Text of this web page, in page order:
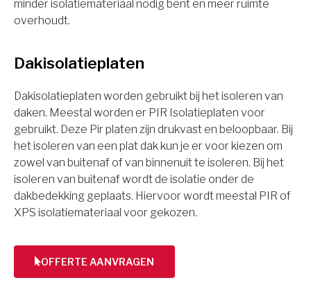
minder isolatiemateriaal nodig bent en meer ruimte
overhoudt.
Dakisolatieplaten
Dakisolatieplaten worden gebruikt bij het isoleren van
daken. Meestal worden er PIR Isolatieplaten voor
gebruikt. Deze Pir platen zijn drukvast en beloopbaar. Bij
het isoleren van een plat dak kun je er voor kiezen om
zowel van buitenaf of van binnenuit te isoleren. Bij het
isoleren van buitenaf wordt de isolatie onder de
dakbedekking geplaats. Hiervoor wordt meestal PIR of
XPS isolatiemateriaal voor gekozen.
OFFERTE AANVRAGEN